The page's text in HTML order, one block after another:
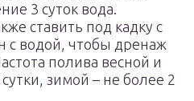
3 суток вода.
ставить под кадку с
с водой, чтобы дренаж
полива весной и
зимой – не более 2